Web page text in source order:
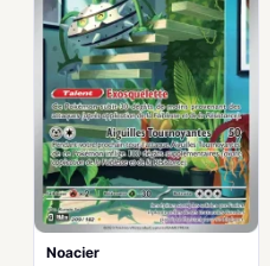
Noacier